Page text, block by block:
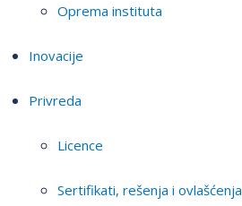
Oprema instituta
Inovacije
Privreda
Licence
Sertifikati, rešenja i ovlašćenja